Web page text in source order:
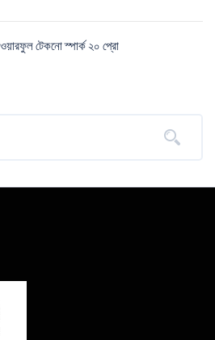
টেকনো স্পার্ক ২০ প্রো